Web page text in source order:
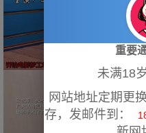
重要
未满18
网站地址定期更
存，发邮件到：